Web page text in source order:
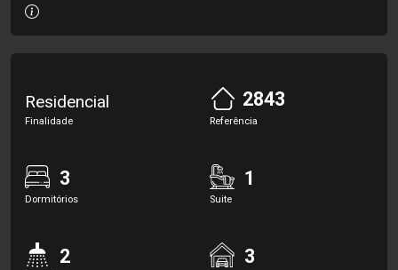
Residencial
Finalidade
2843
Referência
3
Dormitórios
1
Suite
2 3